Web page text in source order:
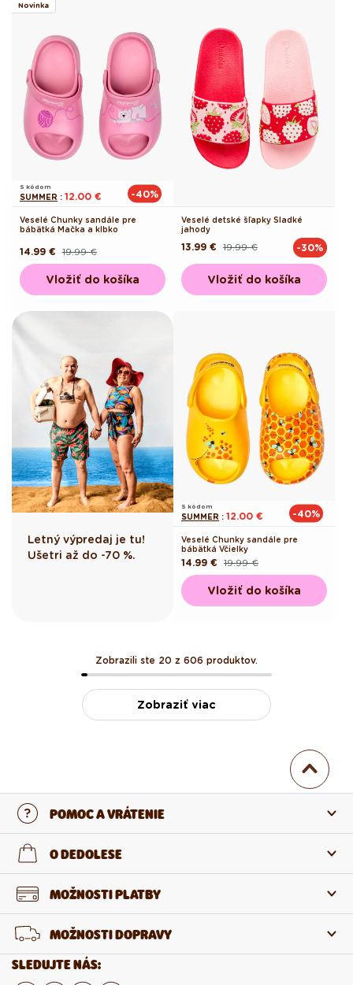
Novinka
S kódom
SUMMER : 12.00 € -40%
Veselé Chunky sandále pre
bábätká Mačka a klbko
Pôvodná
cena
19.99 €
Akciová
cena
14.99 €
Vložiť do košíka
Veselé detské šľapky Sladké
jahody
Pôvodná19.99 €
Akciová
13.99 € -30%
Vložiť do košíka
Letný výpredaj je tu!
Ušetri až do -70 %.
S kódom
SUMMER : 12.00 € -40%
Veselé Chunky sandále pre
bábätká Včielky
Pôvodná
cena
19.99 €
Akciová
cena
14.99 €
Vložiť do košíka
Zobrazili ste 20 z 606 produktov.
Zobraziť viac
POMOC A VRÁTENIE
Kontaktujte nás
Vrátenie a reklamácia
Odstúpenie od zmluvy
O DEDOLESE
O nás
Veľkoobchod
MOŽNOSTI PLATBY
MOŽNOSTI DOPRAVY
SLEDUJTE NÁS: